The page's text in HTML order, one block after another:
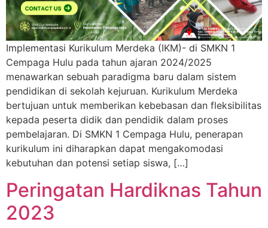
Implementasi Kurikulum Merdeka (IKM)- di SMKN 1
Cempaga Hulu pada tahun ajaran 2024/2025
menawarkan sebuah paradigma baru dalam sistem
pendidikan di sekolah kejuruan. Kurikulum Merdeka
bertujuan untuk memberikan kebebasan dan fleksibilitas
kepada peserta didik dan pendidik dalam proses
pembelajaran. Di SMKN 1 Cempaga Hulu, penerapan
kurikulum ini diharapkan dapat mengakomodasi
kebutuhan dan potensi setiap siswa, […]
Peringatan Hardiknas Tahun
2023